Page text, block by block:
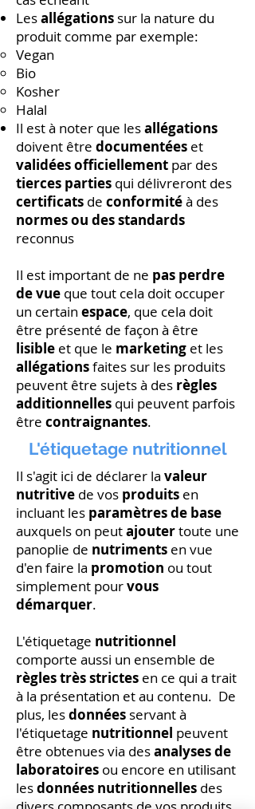
Lesallégations sur la nature du
produit comme par exemple:
Vegan​
Bio
Kosher
Halal
Il est à noter que lesallégations
doivent être documentées et
validéesofficiellement par des
tierces parties qui délivreront des
certificats de conformitéà des
normes ou des standards
reconnus
Il est important de ne pas perdre
de vue que tout cela doit occuper
un certain espace, que cela doit
être présenté de façon à être
lisible et que le marketing et les
allégationsfaites sur les produits
peuvent être sujets à des règles
additionnelles qui peuvent parfois
être contraignantes.
L'étiquetage nutritionnel
Il s'agit ici de déclarer la valeur
nutritive de vos produits en
incluant les paramètres de base
auxquels on peutajoutertoute une
panoplie de nutriments en vue
d'en faire la promotion ou tout
simplement pourvous
démarquer.
L'étiquetage nutritionnel
comporte aussi un ensemble de
règles très strictes en ce qui a trait
à la présentation et au contenu. De
plus, lesdonnées servant à
l'étiquetage nutritionnel peuvent
être obtenues via desanalyses de
laboratoires ou encore en utilisant
lesdonnées nutritionnelles des